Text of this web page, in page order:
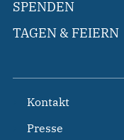
SPENDEN
TAGEN & FEIERN
Kontakt
Presse